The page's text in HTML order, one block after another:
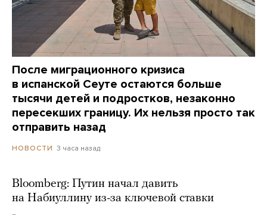
После миграционного кризиса
в испанской Сеуте остаются больше
тысячи детей и подростков, незаконно
пересекших границу. Их нельзя просто так
отправить назад
НОВОСТИ 3 часа назад
Bloomberg: Путин начал давить
на Набиуллину из-за ключевой ставки